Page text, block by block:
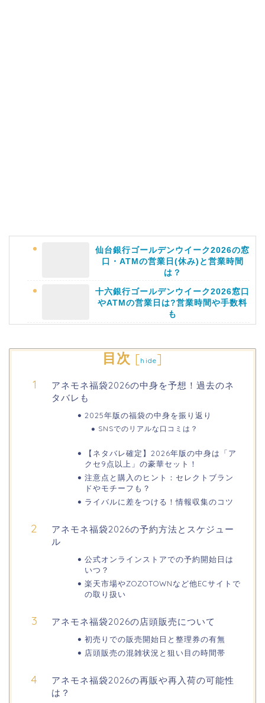
仙台銀行ゴールデンウイーク2026の窓
口・ATMの営業日(休み)と営業時間
は？
十六銀行ゴールデンウイーク2026窓口
やATMの営業日は?営業時間や手数料
も
静岡銀行ゴールデンウィーク2026の営
業日や休みは?ATM手数料も調査!
ATMの営業日(休み)まとめ!
雑(混み具合)状況はどうなる?
日岡山公園の桜(花見)2026の屋台・出
店はいつまで?ライトアップ情報も!
華蔵寺公園の桜(花祭り)2026の屋台
(出店)は?ライトアップ・駐車場も!
悠久山公園桜祭り2026の屋台や出店
は?ライトアップや駐車場情報も!
高崎城址公園(高崎公園)桜祭り2026の
目次 [hide]
アネモネ福袋2026の中身を予想！過去のネ
タバレも
2025年版の福袋の中身を振り返り
SNSでのリアルな口コミは？
【ネタバレ確定】2026年版の中身は「ア
クセ9点以上」の豪華セット！
注意点と購入のヒント：セレクトブラン
ドやモチーフも？
ライバルに差をつける！情報収集のコツ
アネモネ福袋2026の予約方法とスケジュー
ル
公式オンラインストアでの予約開始日は
いつ？
楽天市場やZOZOTOWNなど他ECサイトで
の取り扱い
アネモネ福袋2026の店頭販売について
初売りでの販売開始日と整理券の有無
店頭販売の混雑状況と狙い目の時間帯
アネモネ福袋2026の再販や再入荷の可能性
は？